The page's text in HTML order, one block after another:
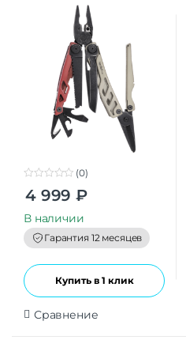
o
t
o
f
5
(0)
4 999 ₽
В наличии
Гарантия 12 месяцев
Купить в 1 клик
Сравнение